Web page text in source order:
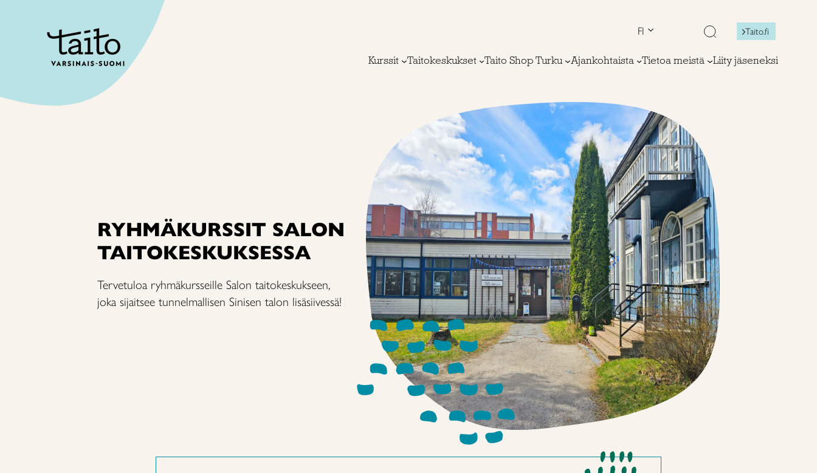
FI Taito.fi
Kurssit Taitokeskukset Taito Shop Turku Ajankohtaista Tietoa meistä Liity jäseneksi
RYHMÄKURSSIT SALON
TAITOKESKUKSESSA
Tervetuloa ryhmäkursseille Salon taitokeskukseen,
joka sijaitsee tunnelmallisen Sinisen talon lisäsiivessä!